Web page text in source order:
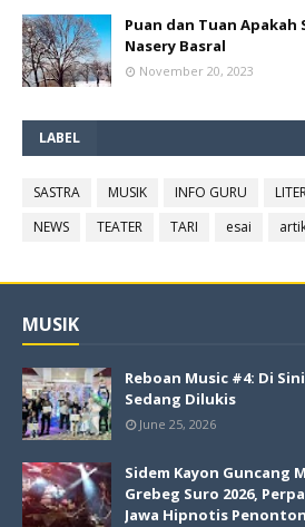
Puan dan Tuan Apakah
Nasery Basral
November 20, 2023
LABEL
SASTRA MUSIK INFO GURU
NEWS
TEATER TARI esai
MUSIK
Reboan Music #4: Di
Sedang Dilukis
June 25, 2026
Sidem Kayon Guncang
Grebeg Suro 2026,
Jawa Hipnotis Penonton